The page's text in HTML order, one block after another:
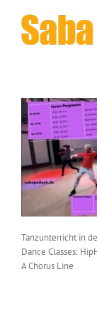
Inhalt
springen
Tanzunterricht in
Dance Classes:
A Chorus Line